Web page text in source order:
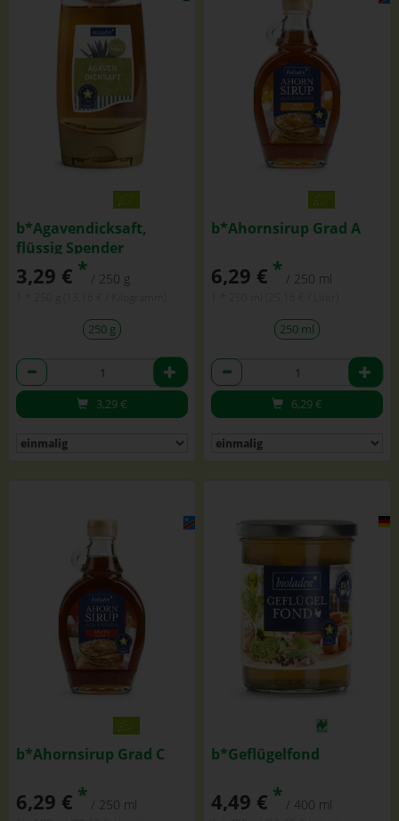
b*Agavendicksaft,
flüssig Spender
3,29 € * / 250 g
250 g
Anzahl
3,29€
b*Ahornsirup Grad A
6,29 € * / 250 ml
250 ml
Anzahl
6,29€
b*Ahornsirup Grad C
6,29 € * / 250 ml
b*Geflügelfond
4,49 € * / 400 ml